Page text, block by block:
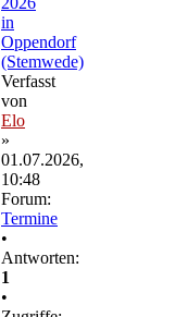
in
Oppendorf
(Stemwede)
Verfasst
von
Elo
»
01.07.2026,
10:48
Forum:
Termine
•
Antworten:
1
•